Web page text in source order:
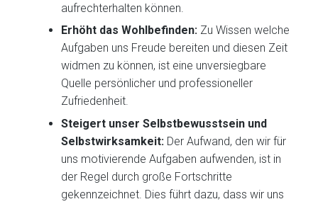
aufrechterhalten können.
Erhöht das Wohlbefinden: Zu Wissen welche
Aufgaben uns Freude bereiten und diesen Zeit
widmen zu können, ist eine unversiegbare
Quelle persönlicher und professioneller
Zufriedenheit.
Steigert unser Selbstbewusstsein und
Selbstwirksamkeit: Der Aufwand, den wir für
uns motivierende Aufgaben aufwenden, ist in
der Regel durch große Fortschritte
gekennzeichnet. Dies führt dazu, dass wir uns